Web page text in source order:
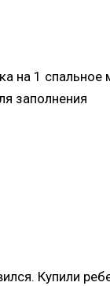
на 1 спальное
заполнения
Купили